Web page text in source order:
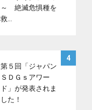
～ 絶滅危惧種を
救…
4
第５回「ジャパン
ＳＤＧｓアワー
ド」が発表されま
した！